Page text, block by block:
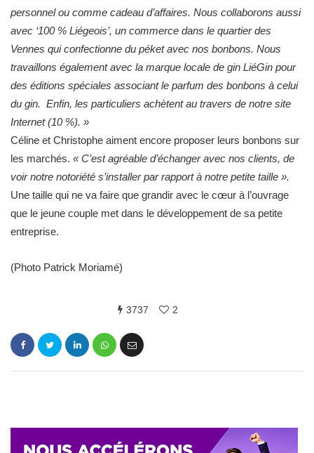
personnel ou comme cadeau d’affaires. Nous collaborons aussi
avec ‘100 % Liégeois’, un commerce dans le quartier des
Vennes qui confectionne du péket avec nos bonbons. Nous
travaillons également avec la marque locale de gin LiéGin pour
des éditions spéciales associant le parfum des bonbons à celui
du gin. Enfin, les particuliers achètent au travers de notre site
Internet (10 %). »
Céline et Christophe aiment encore proposer leurs bonbons sur
les marchés. « C’est agréable d’échanger avec nos clients, de
voir notre notoriété s’installer par rapport à notre petite taille ».
Une taille qui ne va faire que grandir avec le cœur à l’ouvrage
que le jeune couple met dans le développement de sa petite
entreprise.
(Photo Patrick Moriamé)
3737 2